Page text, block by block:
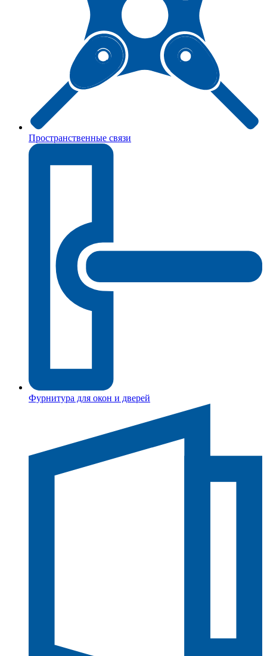
Пространственные связи
Фурнитура для окон и дверей